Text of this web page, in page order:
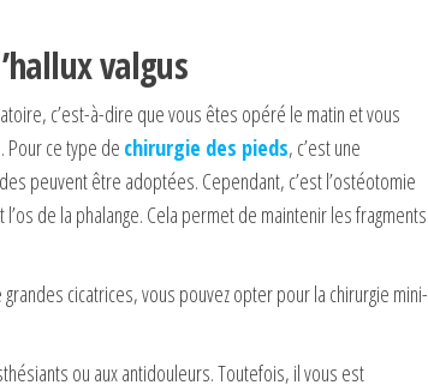
valgus
c’est-à-dire que vous êtes opéré le matin et vous
Pour ce type de chirurgie des pieds, c’est une
peuvent être adoptées. Cependant, c’est l’ostéotomie
de la phalange. Cela permet de maintenir les fragments
cicatrices, vous pouvez opter pour la chirurgie mini-
ou aux antidouleurs. Toutefois, il vous est